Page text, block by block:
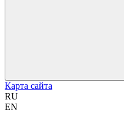
Карта сайта
RU
EN